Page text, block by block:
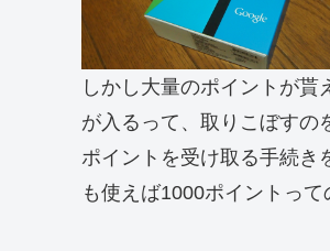
しかし大量のポイントが
が入るって、取りこぼすの
ポイントを受け取る手続き
も使えば1000ポイントっ